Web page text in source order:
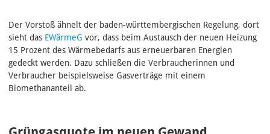
Der Vorstoß ähnelt der baden-württembergischen Regelung, dort
sieht das EWärmeG vor, dass beim Austausch der neuen Heizung
15 Prozent des Wärmebedarfs aus erneuerbaren Energien
gedeckt werden. Dazu schließen die Verbraucherinnen und
Verbraucher beispielsweise Gasverträge mit einem
Biomethananteil ab.